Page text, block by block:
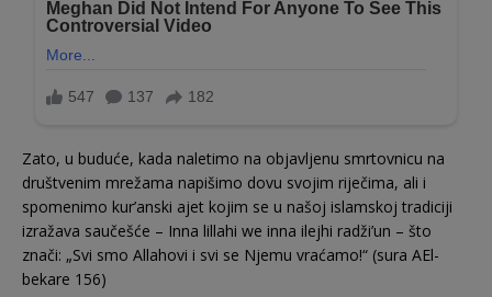
Zato, u buduće, kada naletimo na objavljenu smrtovnicu na
društvenim mrežama napišimo dovu svojim riječima, ali i
spomenimo kur’anski ajet kojim se u našoj islamskoj tradiciji
izražava saučešće – Inna lillahi we inna ilejhi radži’un – što
znači: „Svi smo Allahovi i svi se Njemu vraćamo!“ (sura AEl-
bekare 156)